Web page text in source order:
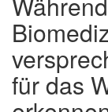
für das